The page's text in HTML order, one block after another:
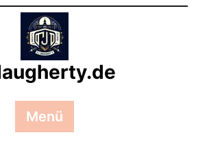
Menü